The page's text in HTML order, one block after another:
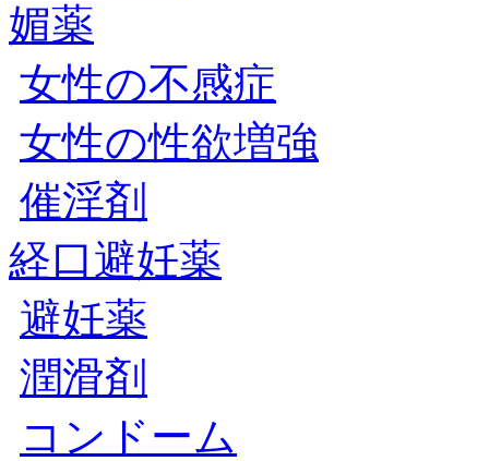
媚薬
女性の不感症
女性の性欲増強
催淫剤
経口避妊薬
避妊薬
潤滑剤
コンドーム